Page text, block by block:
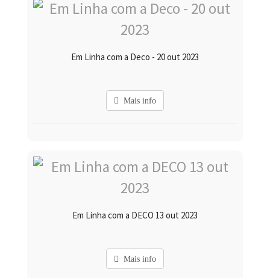
Em Linha com a Deco - 20 out 2023
Mais info
Em Linha com a DECO 13 out 2023
Mais info